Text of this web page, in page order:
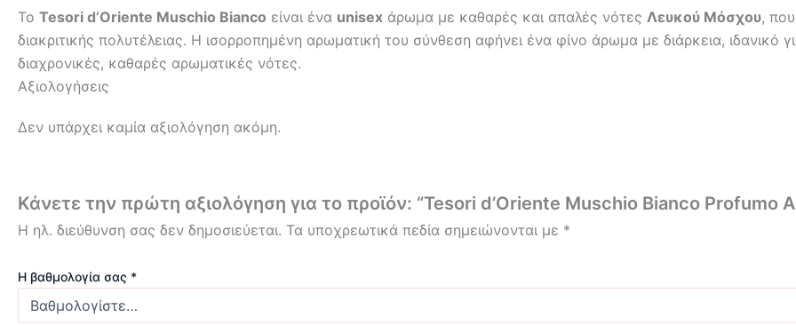
Το Tesori d’Oriente Muschio Bianco είναι ένα unisex άρωμα με καθαρές και απαλές νότες Λευκού Μόσχου,
διακριτικής πολυτέλειας. Η ισορροπημένη αρωματική του σύνθεση αφήνει ένα φίνο άρωμα με διάρκεια, ιδανικό
διαχρονικές, καθαρές αρωματικές νότες.
Αξιολογήσεις
Δεν υπάρχει καμία αξιολόγηση ακόμη.
Κάνετε την πρώτη αξιολόγηση για το προϊόν: “Tesori d’Oriente Muschio Bianco Profumo
Η ηλ. διεύθυνση σας δεν δημοσιεύεται. Τα υποχρεωτικά πεδία σημειώνονται με *
Η βαθμολογία σας *